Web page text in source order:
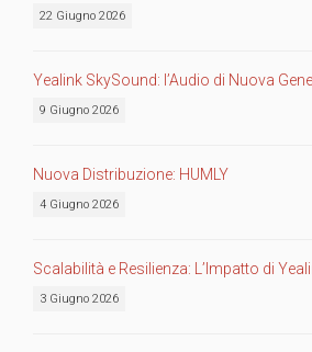
22 Giugno 2026
Yealink SkySound: l’Audio di Nuova
9 Giugno 2026
Nuova Distribuzione: HUMLY
4 Giugno 2026
Scalabilità e Resilienza: L’Impatto di
3 Giugno 2026